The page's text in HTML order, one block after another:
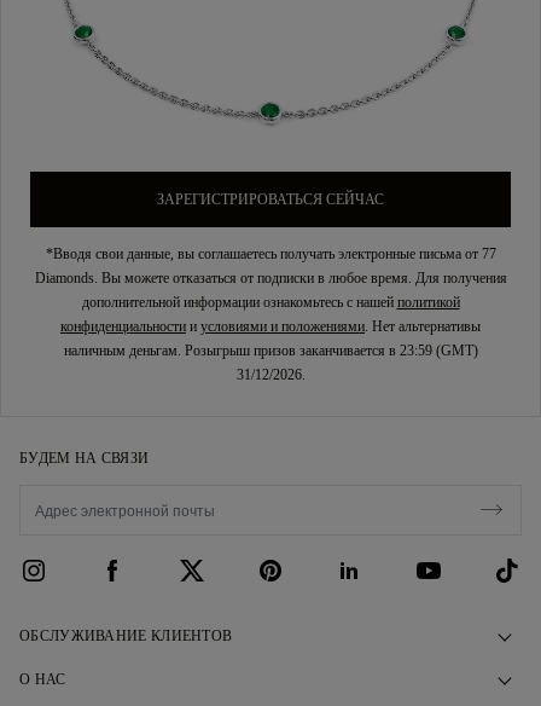
ЗАРЕГИСТРИРОВАТЬСЯ СЕЙЧАС
*Вводя свои данные, вы соглашаетесь получать электронные письма от 77
Diamonds. Вы можете отказаться от подписки в любое время. Для получения
дополнительной информации ознакомьтесь с нашей политикой
конфиденциальности и условиями и положениями. Нет альтернативы
наличным деньгам. Розыгрыш призов заканчивается в 23:59 (GMT)
31/12/2026.
БУДЕМ НА СВЯЗИ
ОБСЛУЖИВАНИЕ КЛИЕНТОВ
Свяжитесь с нами
О НАС